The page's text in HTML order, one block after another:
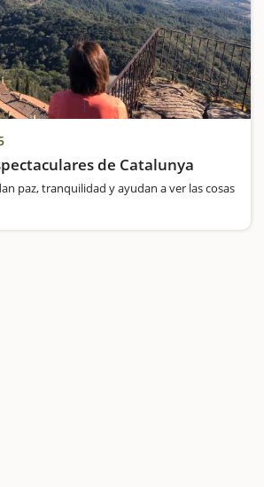
de Catalunya
paz, tranquilidad y ayudan a ver las cosas